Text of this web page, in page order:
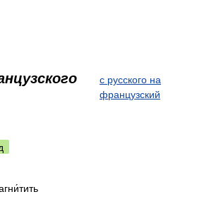
с русского на
французский